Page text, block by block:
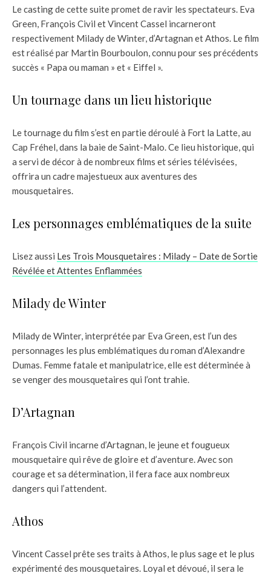
Le casting de cette suite promet de ravir les spectateurs. Eva
Green, François Civil et Vincent Cassel incarneront
respectivement Milady de Winter, d’Artagnan et Athos. Le film
est réalisé par Martin Bourboulon, connu pour ses précédents
succès « Papa ou maman » et « Eiffel ».
Un tournage dans un lieu historique
Le tournage du film s’est en partie déroulé à Fort la Latte, au
Cap Fréhel, dans la baie de Saint-Malo. Ce lieu historique, qui
a servi de décor à de nombreux films et séries télévisées,
offrira un cadre majestueux aux aventures des
mousquetaires.
Les personnages emblématiques de la suite
Lisez aussi Les Trois Mousquetaires : Milady – Date de Sortie
Révélée et Attentes Enflammées
Milady de Winter
Milady de Winter, interprétée par Eva Green, est l’un des
personnages les plus emblématiques du roman d’Alexandre
Dumas. Femme fatale et manipulatrice, elle est déterminée à
se venger des mousquetaires qui l’ont trahie.
D’Artagnan
François Civil incarne d’Artagnan, le jeune et fougueux
mousquetaire qui rêve de gloire et d’aventure. Avec son
courage et sa détermination, il fera face aux nombreux
dangers qui l’attendent.
Athos
Vincent Cassel prête ses traits à Athos, le plus sage et le plus
expérimenté des mousquetaires. Loyal et dévoué, il sera le